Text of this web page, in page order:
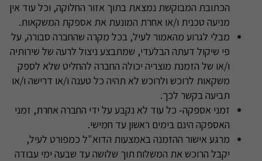
הכתובת המבוקשת נמצאת בתוך אזור החלוקה, וכל עוד אין
מניעה טכנית ו/או אחרת המונעת את אספקת המשקאות.
מבלי לגרוע מהאמור לעיל, בכל מקרה שהחברה סבורה, על
פי שיקול דעתה הבלעדי, שמתבצע ניצול לרעה של שירותיה
ו/או של הזמנת מוצריה יכולה החברה להחליט שלא לספק
משקאות לרוכש ולרוכש לא תהיה כל טענה ו/או דרישה ו/או
תביעה בקשר לכך.
זמני אספקה- כל עוד לא נקבע על ידי החברה אחרת, זמני
האספקה הינם בימים ראשון עד חמישי.
מרגע אישור ההזמנה באמצעות הדוא"ל כמפורט לעיל,
יקבל הרוכש את המשלוח תוך שלושה עד שבעה ימי עבודה